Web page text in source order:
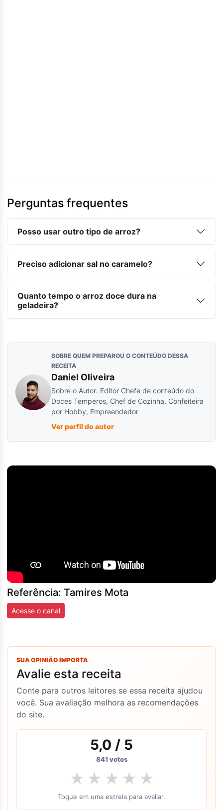
Perguntas frequentes
Posso usar outro tipo de arroz?
Preciso adicionar sal no caramelo?
Quanto tempo o arroz doce dura na
geladeira?
SOBRE QUEM PREPAROU O CONTEÚDO DESSA
RECEITA
Daniel Oliveira
Sobre o Autor: Editor Chefe de conteúdo do
Doces Temperos, Chef de Cozinha, Confeiteira
por Hobby, Empreendedor
Ver perfil do autor
Referência: Tamires Mota
Acesse o canal
SUA OPINIÃO IMPORTA
Avalie esta receita
Conte para outros leitores se essa receita ajudou
você. Sua avaliação melhora as recomendações
do site.
5,0 / 5
841 votos
★ ★ ★ ★ ★
Toque em uma estrela para avaliar.